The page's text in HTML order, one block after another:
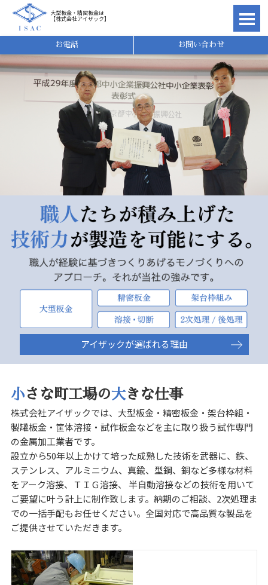
大型板金・精密板金は
【株式会社アイザック】
お電話 お問い合わせ
アイザックが選ばれる理由
小さな町工場の大きな仕事
株式会社アイザックでは、大型板金・精密板金・架台枠組・
製罐板金・筐体溶接・試作板金などを主に取り扱う試作専門
の金属加工業者です。
設立から50年以上かけて培った成熟した技術を武器に、鉄、
ステンレス、アルミニウム、真鍮、型鋼、銅など多様な材料
をアーク溶接、ＴＩＧ溶接、 半自動溶接などの技術を用いて
ご要望に叶う計上に制作致します。納期のご相談、2次処理ま
での一括手配もお任せください。全国対応で高品質な製品を
ご提供させていただきます。